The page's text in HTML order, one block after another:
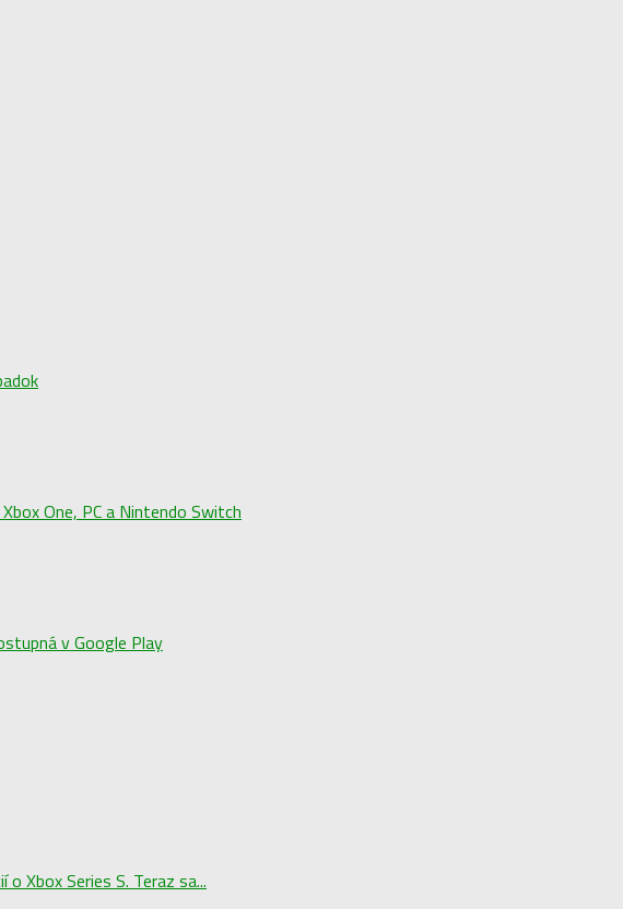
One, PC a Nintendo Switch
v Google Play
Xbox Series S. Teraz sa...